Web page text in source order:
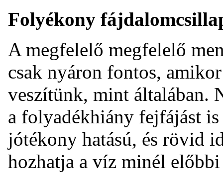
Folyékony
A megfelelő megfelelő
csak nyáron fontos,
veszítünk, mint általában.
a folyadékhiány fejfájást
jótékony hatású, és rövid
hozhatja a víz minél